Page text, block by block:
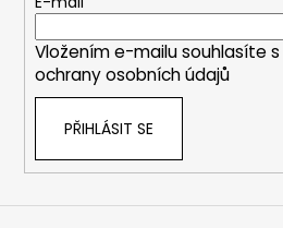
Vložením e-mailu souhlasíte s
ochrany osobních údajů
PŘIHLÁSIT SE